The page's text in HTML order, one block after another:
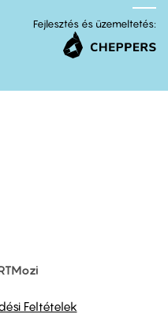
Fejlesztés és üzemeltetés:
Feltételek